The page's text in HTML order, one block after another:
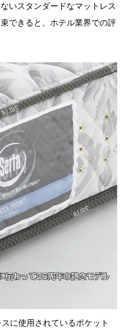
いスタンダードなマットレス
できると、ホテル業界での評
に使用されているポケット